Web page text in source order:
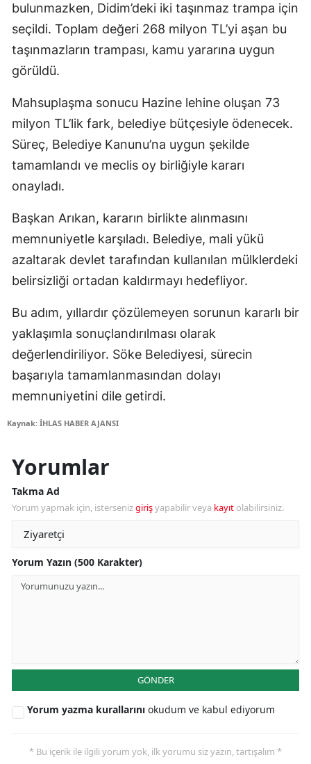
bulunmazken, Didim’deki iki taşınmaz trampa için
seçildi. Toplam değeri 268 milyon TL’yi aşan bu
taşınmazların trampası, kamu yararına uygun
görüldü.
Mahsuplaşma sonucu Hazine lehine oluşan 73
milyon TL’lik fark, belediye bütçesiyle ödenecek.
Süreç, Belediye Kanunu’na uygun şekilde
tamamlandı ve meclis oy birliğiyle kararı
onayladı.
Başkan Arıkan, kararın birlikte alınmasını
memnuniyetle karşıladı. Belediye, mali yükü
azaltarak devlet tarafından kullanılan mülklerdeki
belirsizliği ortadan kaldırmayı hedefliyor.
Bu adım, yıllardır çözülemeyen sorunun kararlı bir
yaklaşımla sonuçlandırılması olarak
değerlendiriliyor. Söke Belediyesi, sürecin
başarıyla tamamlanmasından dolayı
memnuniyetini dile getirdi.
Kaynak: İHLAS HABER AJANSI
Yorumlar
Takma Ad
Yorum yapmak için, istersenizgirişyapabilir veya kayıt olabilirsiniz.
Yorum Yazın (500 Karakter)
GÖNDER
Yorum yazma kurallarını okudum ve kabul ediyorum
* Bu içerik ile ilgili yorum yok, ilk yorumu siz yazın, tartışalım *